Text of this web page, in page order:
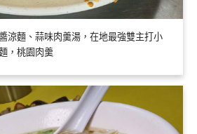
涼麵、蒜味肉羹湯，在地最強雙主打小
，桃園肉羹